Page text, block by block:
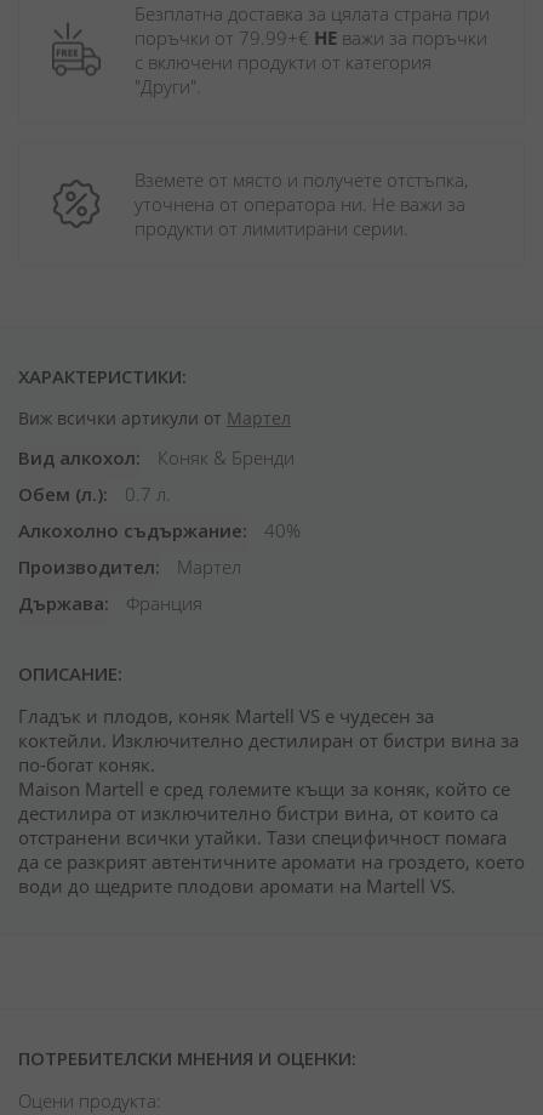
Безплатна доставка за цялата страна при
поръчки от 79.99+€ НЕ важи за поръчки
с включени продукти от категория
"Други".
Вземете от място и получете отстъпка,
уточнена от оператора ни. Не важи за
продукти от лимитирани серии.
ХАРАКТЕРИСТИКИ:
Виж всички артикули от Мартел
Вид алкохол
Коняк & Бренди
Обем (л.)
0.7 л.
Алкохолно съдържание
40%
Производител
Мартел
Държава
Франция
ОПИСАНИЕ:
Гладък и плодов, коняк Martell VS е чудесен за
коктейли. Изключително дестилиран от бистри вина за
по-богат коняк.
Maison Martell е сред големите къщи за коняк, който се
дестилира от изключително бистри вина, от които са
отстранени всички утайки. Тази специфичност помага
да се разкрият автентичните аромати на гроздето, което
води до щедрите плодови аромати на Martell VS.
ПОТРЕБИТЕЛСКИ МНЕНИЯ И ОЦЕНКИ:
Оцени продукта: